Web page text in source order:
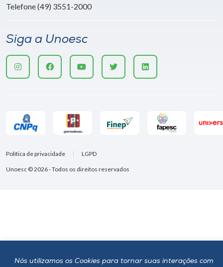
Nós utilizamos os Cookies para tornar suas interações com
Telefone (49) 3551-2000
Siga a Unoesc
Unoesc © 2026 - Todos os direitos reservados
Política de privacidade LGPD